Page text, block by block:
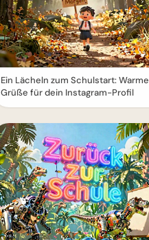
Ein Lächeln zum Schulstart: Warme
Grüße für dein Instagram-Profil